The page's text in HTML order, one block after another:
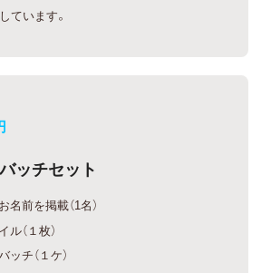
ています。
ッチセット
前を掲載（1名）
（１枚）
チ（１ケ）